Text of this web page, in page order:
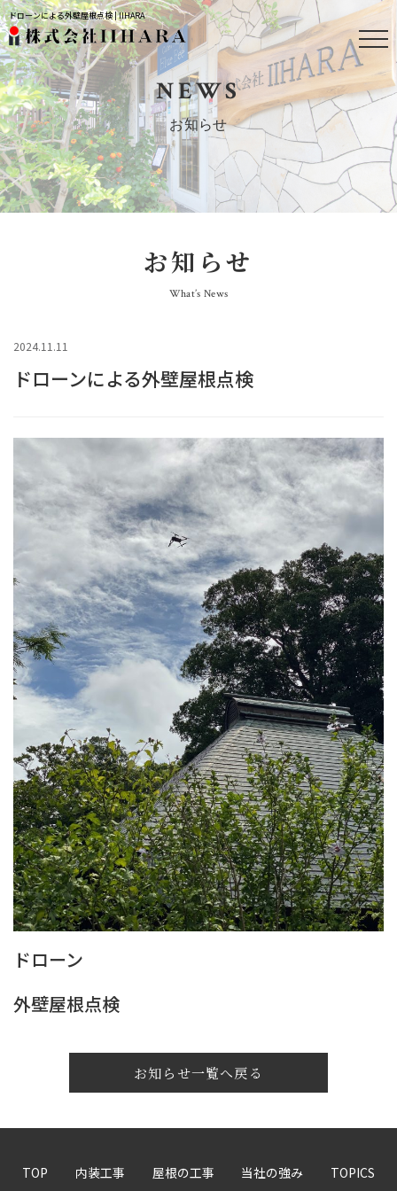
ドローンによる外壁屋根点検 | IIHARA
NEWS
お知らせ
お知らせ
What’s News
2024.11.11
ドローンによる外壁屋根点検
ドローン
外壁屋根点検
お知らせ一覧へ戻る
TOP 内装工事 屋根の工事 当社の強み TOPICS